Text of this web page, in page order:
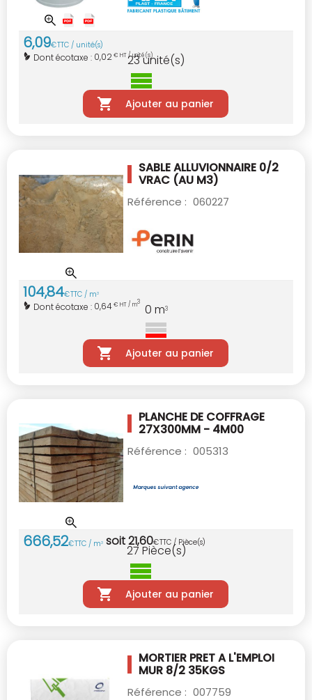
6,09€TTC / unité(s)
Dont écotaxe : 0,02€ HT / unité(s)
23unité(s)
Ajouter au panier
SABLE ALLUVIONNAIRE 0/2
VRAC (AU M3)
Référence : 060227
104,84€TTC / m3
Dont écotaxe : 0,64€ HT / m3 0 m3
Ajouter au panier
PLANCHE DE COFFRAGE
27X300MM - 4M00
Référence : 005313
666,52€TTC / m3 soit21,60€TTC / Pièce(s)
27 Pièce(s)
Ajouter au panier
MORTIER PRET A L'EMPLOI
MUR 8/2 35KGS
Référence : 007759